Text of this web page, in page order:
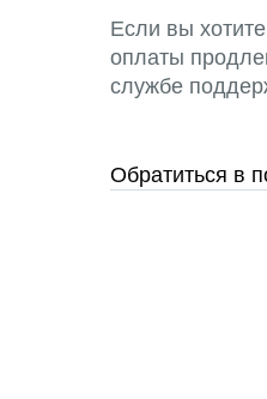
Если вы
оплаты
службе
Обратиться в